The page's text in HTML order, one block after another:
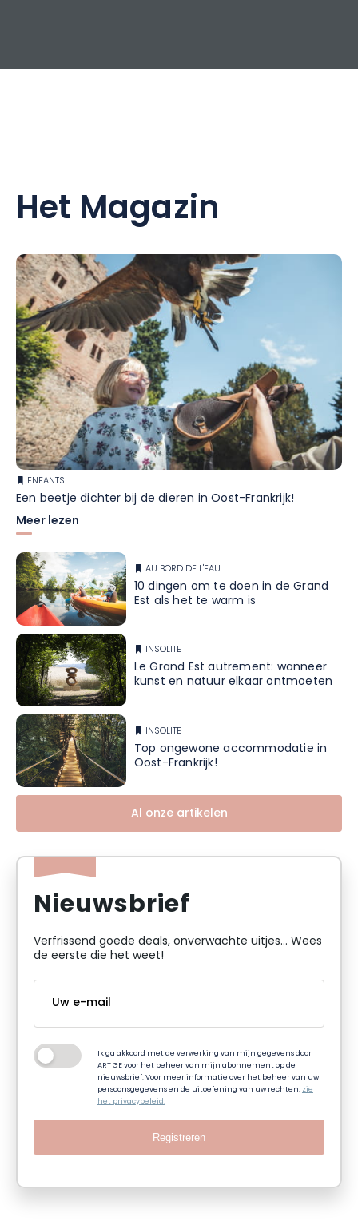
Het Magazin
ENFANTS
Een beetje dichter bij de dieren in Oost-Frankrijk!
Meer lezen
AU BORD DE L'EAU
10 dingen om te doen in de Grand
Est als het te warm is
INSOLITE
Le Grand Est autrement: wanneer
kunst en natuur elkaar ontmoeten
INSOLITE
Top ongewone accommodatie in
Oost-Frankrijk!
Al onze artikelen
Nieuwsbrief
Verfrissend goede deals, onverwachte uitjes... Wees
de eerste die het weet!
Ik ga akkoord met de verwerking van mijn gegevens door
ART GE voor het beheer van mijn abonnement op de
nieuwsbrief. Voor meer informatie over het beheer van uw
persoonsgegevens en de uitoefening van uw rechten:zie
het privacybeleid.
Registreren